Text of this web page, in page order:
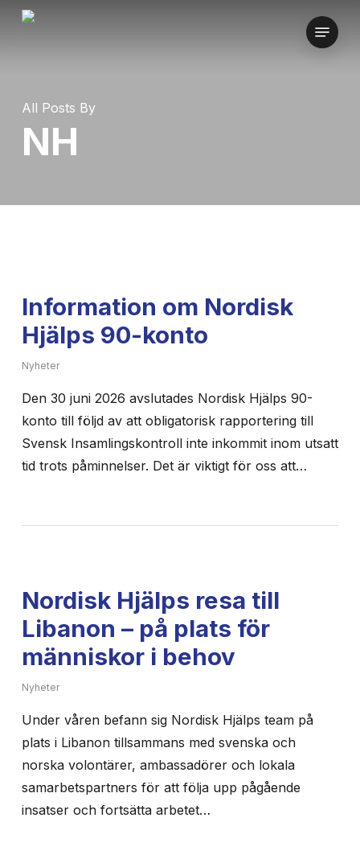
Skip
Menu
All Posts By
NH
Information om Nordisk
Hjälps 90-konto
Nyheter
Den 30 juni 2026 avslutades Nordisk Hjälps 90-
konto till följd av att obligatorisk rapportering till
Svensk Insamlingskontroll inte inkommit inom utsatt
tid trots påminnelser. Det är viktigt för oss att…
Nordisk Hjälps resa till
Libanon – på plats för
människor i behov
Nyheter
Under våren befann sig Nordisk Hjälps team på
plats i Libanon tillsammans med svenska och
norska volontärer, ambassadörer och lokala
samarbetspartners för att följa upp pågående
insatser och fortsätta arbetet…